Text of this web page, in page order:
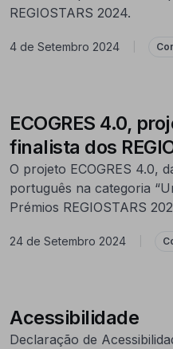
REGIOSTARS 2024.
4 de Setembro 2024
ECOGRES 4.0,
finalista dos
O projeto ECOGRES 4.0,
português na categoria
Prémios REGIOSTARS
24 de Setembro 2024
Acessibilidade
Declaração de